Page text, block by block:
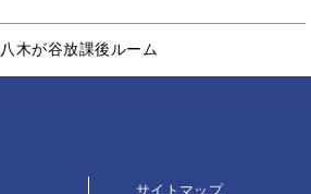
八木が谷放課後ルーム
サイトマップ